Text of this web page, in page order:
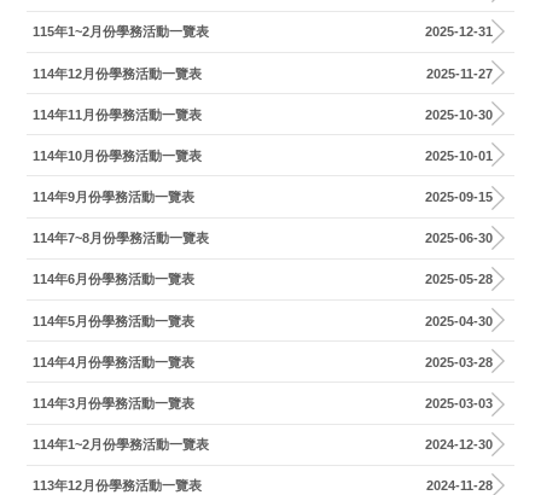
115年1~2月份學務活動一覽表 2025-12-31
114年12月份學務活動一覽表 2025-11-27
114年11月份學務活動一覽表 2025-10-30
114年10月份學務活動一覽表 2025-10-01
114年9月份學務活動一覽表 2025-09-15
114年7~8月份學務活動一覽表 2025-06-30
114年6月份學務活動一覽表 2025-05-28
114年5月份學務活動一覽表 2025-04-30
114年4月份學務活動一覽表 2025-03-28
114年3月份學務活動一覽表 2025-03-03
114年1~2月份學務活動一覽表 2024-12-30
113年12月份學務活動一覽表 2024-11-28